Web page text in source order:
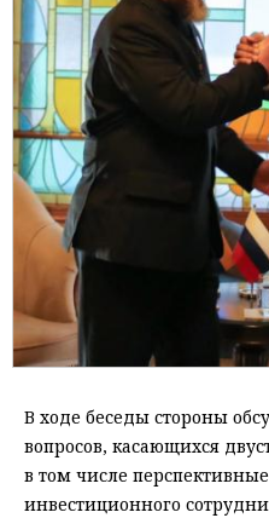
В ходе беседы стороны
вопросов, касающихся
в том числе
инвестиционного